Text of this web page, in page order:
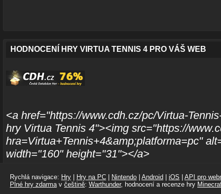
HODNOCENÍ HRY VIRTUA TENNIS 4 PRO VÁŠ WEB
<a href="https://www.cdh.cz/pc/Virtua-
hry Virtua Tennis 4"><img src="https://
hra=Virtua+Tennis+4&amp;platforma=pc"
width="160" height="31"></a>
Rychlá navigace: Hry Hry na PC Nintendo Android iOS
API pro
Plné hry zdarma v češtině: Warthunder, hodnocení a recenze hry